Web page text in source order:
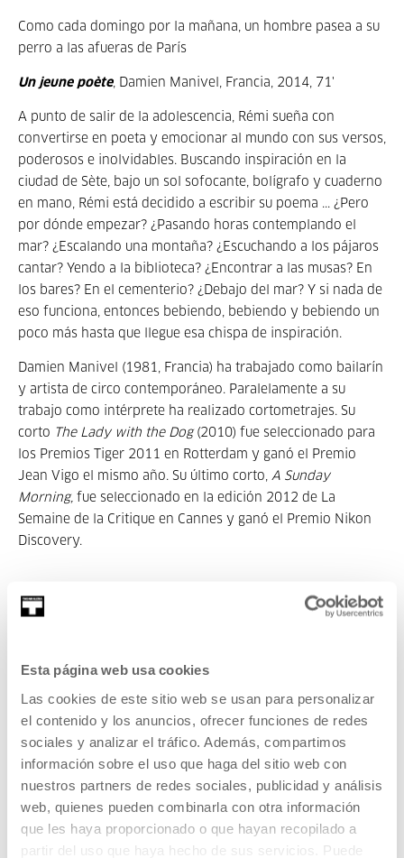
Esta página web usa cookies
Las cookies de este sitio web se usan para personalizar
el contenido y los anuncios, ofrecer funciones de redes
sociales y analizar el tráfico. Además, compartimos
información sobre el uso que haga del sitio web con
nuestros partners de redes sociales, publicidad y análisis
web, quienes pueden combinarla con otra información
que les haya proporcionado o que hayan recopilado a
partir del uso que haya hecho de sus servicios. Puede
Como cada domingo por la mañana, un hombre pasea a su
perro a las afueras de París
Un jeune poète, Damien Manivel, Francia, 2014, 71'
A punto de salir de la adolescencia, Rémi sueña con
convertirse en poeta y emocionar al mundo con sus versos,
poderosos e inolvidables. Buscando inspiración en la
ciudad de Sète, bajo un sol sofocante, bolígrafo y cuaderno
en mano, Rémi está decidido a escribir su poema ... ¿Pero
por dónde empezar? ¿Pasando horas contemplando el
mar? ¿Escalando una montaña? ¿Escuchando a los pájaros
cantar? Yendo a la biblioteca? ¿Encontrar a las musas? En
los bares? En el cementerio? ¿Debajo del mar? Y si nada de
eso funciona, entonces bebiendo, bebiendo y bebiendo un
poco más hasta que llegue esa chispa de inspiración.
Damien Manivel (1981, Francia) ha trabajado como bailarín
y artista de circo contemporáneo. Paralelamente a su
trabajo como intérprete ha realizado cortometrajes. Su
corto The Lady with the Dog(2010) fue seleccionado para
los Premios Tiger 2011 en Rotterdam y ganó el Premio
Jean Vigo el mismo año. Su último corto, A Sunday
Morning, fue seleccionado en la edición 2012 de La
Semaine de la Critique en Cannes y ganó el Premio Nikon
Discovery.
Pertenece a Zabaltegi-Tabakalera + PLUS 2019
Pertenece a Ciclo: Zabaltegi-
Tabakalera + PLUS 2019
¿Y si el festival de cine no terminara nunca? Zabaltegi-
Tabakalera + PLUS amplía la sección más abierta del
festival durante tres meses (octubre, noviembre y
diciembre). Se trata de presentar trabajos previos de